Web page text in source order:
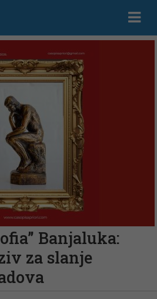
Banjaluka:
za slanje